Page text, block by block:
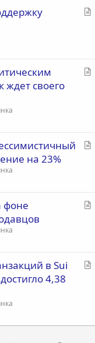
С
яС
ждет своего
С
я
на 23%
С
я
фоне
С
я
в Sui
4,38